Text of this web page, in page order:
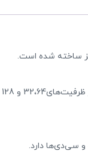
سی‌دی‌ها دارد.